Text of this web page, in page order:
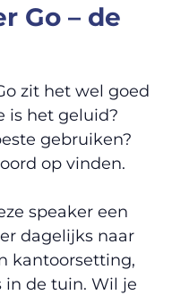
Go – de
zit het wel goed
is het geluid?
gebruiken?
op vinden.
speaker een
dagelijks naar
kantoorsetting,
in de tuin. Wil je